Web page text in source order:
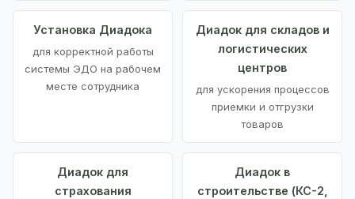
Установка Диадока
для корректной работы
системы ЭДО на рабочем
месте сотрудника
Диадок для складов и
логистических
центров
для ускорения процессов
приемки и отгрузки
товаров
Диадок для
страхования
Диадок в
строительстве (КС-2,